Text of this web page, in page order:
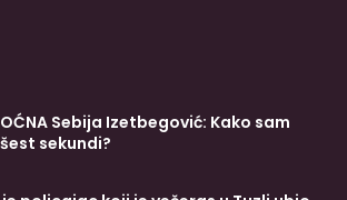
Sebija Izetbegović: Kako sam
sekundi?